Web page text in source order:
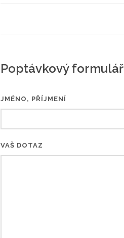
Poptávkový formulář
JMÉNO, PŘÍJMENÍ
VAŠ DOTAZ